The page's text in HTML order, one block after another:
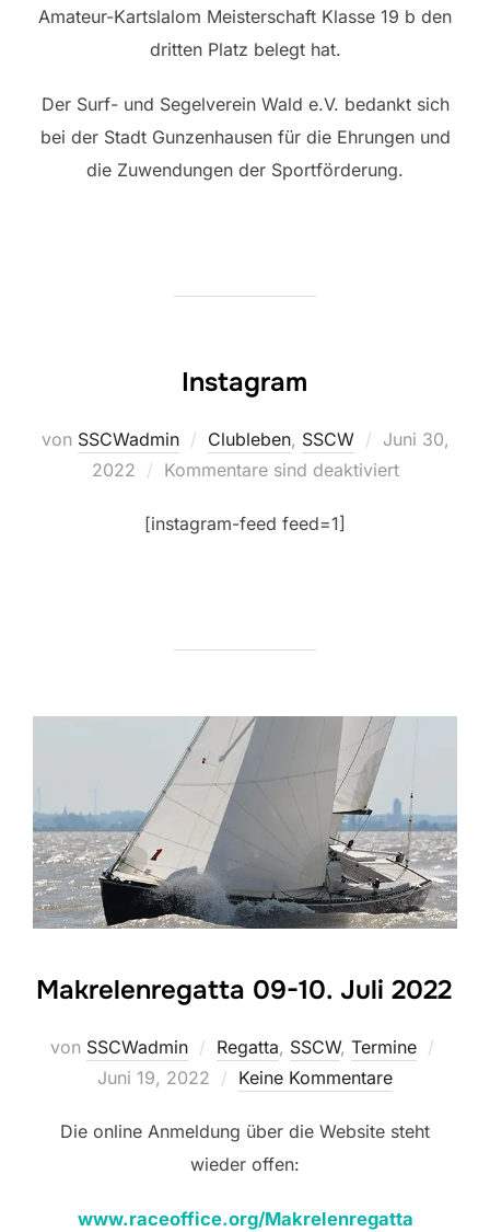
Amateur-Kartslalom Meisterschaft Klasse 19 b den
dritten Platz belegt hat.
Der Surf- und Segelverein Wald e.V. bedankt sich
bei der Stadt Gunzenhausen für die Ehrungen und
die Zuwendungen der Sportförderung.
Instagram
von SSCWadmin Clubleben, SSCW
Veröffentlicht
am
Juni 30,
2022
Kommentare sind deaktiviert
[instagram-feed feed=1]
Makrelenregatta 09-10. Juli 2022
von SSCWadmin Regatta, SSCW, Termine
Juni 19, 2022 Keine Kommentare
Die online Anmeldung über die Website steht
wieder offen:
www.raceoffice.org/Makrelenregatta